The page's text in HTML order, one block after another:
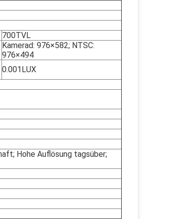
700TVL
Kamerad: 976×582; NTSC:
976×494
0.001LUX
Hohe Auflösung tagsüber;